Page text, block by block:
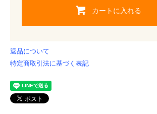
カートに入れる
返品について
特定商取引法に基づく表記